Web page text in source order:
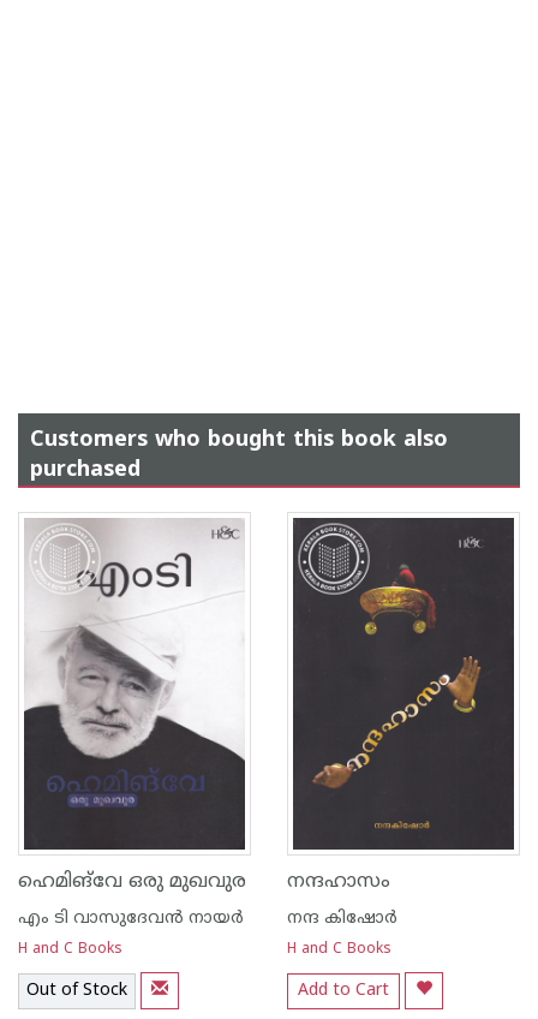
Customers who bought this book also
purchased
ഹെമിങ്‌വേ ഒരു മുഖവുര
എം ടി വാസുദേവന്‍ നായര്‍
H and C Books
Out of Stock
നന്ദഹാസം
നന്ദ‌ കിഷോര്‍
H and C Books
Add to Cart